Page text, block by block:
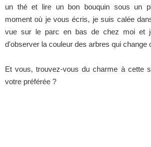
un thé et lire un bon bouquin sous un
moment où je vous écris, je suis calée
vue sur le parc en bas de chez moi et
d'observer la couleur des arbres qui change
Et vous, trouvez-vous du charme à cette
votre préférée ?